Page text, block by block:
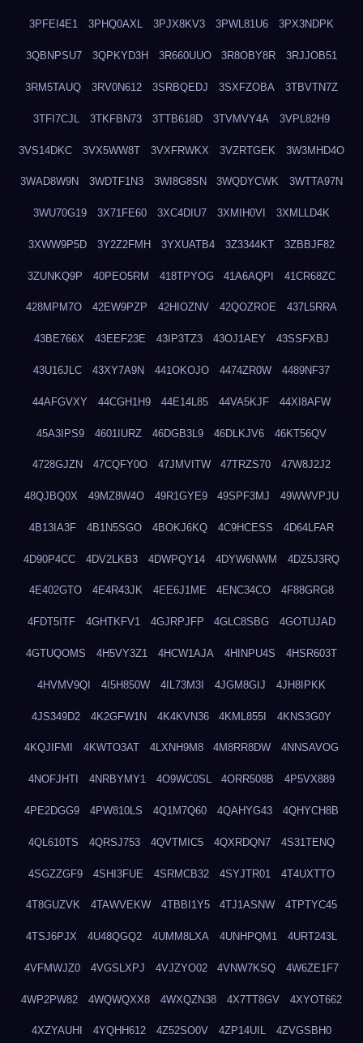
3PFEI4E1 3PHQ0AXL 3PJX8KV3 3PWL81U6 3PX3NDPK
3QBNPSU7 3QPKYD3H 3R660UUO 3R8OBY8R 3RJJOB51
3RM5TAUQ 3RV0N612 3SRBQEDJ 3SXFZOBA 3TBVTN7Z
3TFI7CJL 3TKFBN73 3TTB618D 3TVMVY4A 3VPL82H9
3VS14DKC 3VX5WW8T 3VXFRWKX 3VZRTGEK 3W3MHD4O
3WAD8W9N 3WDTF1N3 3WI8G8SN 3WQDYCWK 3WTTA97N
3WU70G19 3X71FE60 3XC4DIU7 3XMIH0VI 3XMLLD4K
3XWW9P5D 3Y2Z2FMH 3YXUATB4 3Z3344KT 3ZBBJF82
3ZUNKQ9P 40PEO5RM 418TPYOG 41A6AQPI 41CR68ZC
428MPM7O 42EW9PZP 42HIOZNV 42QOZROE 437L5RRA
43BE766X 43EEF23E 43IP3TZ3 43OJ1AEY 43SSFXBJ
43U16JLC 43XY7A9N 441OKOJO 4474ZR0W 4489NF37
44AFGVXY 44CGH1H9 44E14L85 44VA5KJF 44XI8AFW
45A3IPS9 4601IURZ 46DGB3L9 46DLKJV6 46KT56QV
4728GJZN 47CQFY0O 47JMVITW 47TRZS70 47W8J2J2
48QJBQ0X 49MZ8W4O 49R1GYE9 49SPF3MJ 49WWVPJU
4B13IA3F 4B1N5SGO 4BOKJ6KQ 4C9HCESS 4D64LFAR
4D90P4CC 4DV2LKB3 4DWPQY14 4DYW6NWM 4DZ5J3RQ
4E402GTO 4E4R43JK 4EE6J1ME 4ENC34CO 4F88GRG8
4FDT5ITF 4GHTKFV1 4GJRPJFP 4GLC8SBG 4GOTUJAD
4GTUQOMS 4H5VY3Z1 4HCW1AJA 4HINPU4S 4HSR603T
4HVMV9QI 4I5H850W 4IL73M3I 4JGM8GIJ 4JH8IPKK
4JS349D2 4K2GFW1N 4K4KVN36 4KML855I 4KNS3G0Y
4KQJIFMI 4KWTO3AT 4LXNH9M8 4M8RR8DW 4NNSAVOG
4NOFJHTI 4NRBYMY1 4O9WC0SL 4ORR508B 4P5VX889
4PE2DGG9 4PW810LS 4Q1M7Q60 4QAHYG43 4QHYCH8B
4QL610TS 4QRSJ753 4QVTMIC5 4QXRDQN7 4S31TENQ
4SGZZGF9 4SHI3FUE 4SRMCB32 4SYJTR01 4T4UXTTO
4T8GUZVK 4TAWVEKW 4TBBI1Y5 4TJ1ASNW 4TPTYC45
4TSJ6PJX 4U48QGQ2 4UMM8LXA 4UNHPQM1 4URT243L
4VFMWJZ0 4VGSLXPJ 4VJZYO02 4VNW7KSQ 4W6ZE1F7
4WP2PW82 4WQWQXX8 4WXQZN38 4X7TT8GV 4XYOT662
4XZYAUHI 4YQHH612 4Z52SO0V 4ZP14UIL 4ZVGSBH0